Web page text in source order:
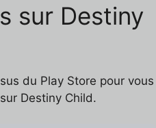
sur Destiny
du Play Store pour vous
Destiny Child.